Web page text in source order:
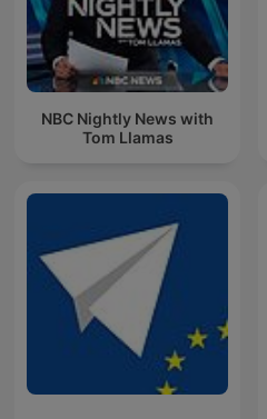
NBC Nightly News with
Tom Llamas